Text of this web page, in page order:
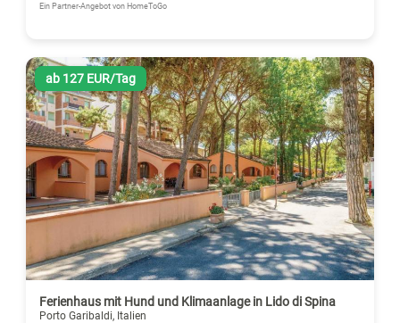
Ein Partner-Angebot von HomeToGo
ab 127 EUR/Tag
Ferienhaus mit Hund und Klimaanlage in Lido di Spina
Porto Garibaldi, Italien